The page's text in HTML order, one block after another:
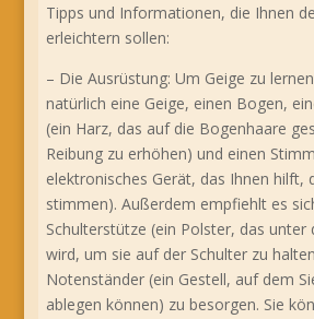
Tipps und Informationen, die Ihnen
erleichtern sollen:
– Die Ausrüstung: Um Geige zu
natürlich eine Geige, einen Bogen,
(ein Harz, das auf die Bogenhaare
Reibung zu erhöhen) und einen
elektronisches Gerät, das Ihnen hilft,
stimmen). Außerdem empfiehlt es
Schulterstütze (ein Polster, das unter
wird, um sie auf der Schulter zu
Notenständer (ein Gestell, auf dem
ablegen können) zu besorgen. Sie